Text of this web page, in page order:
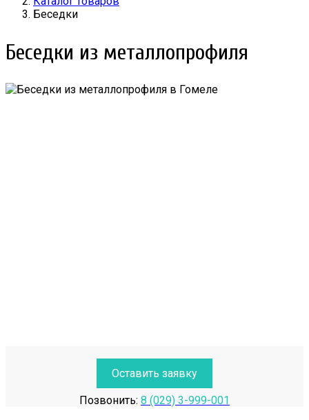
Беседки
Беседки из металлопрофиля
Оставить заявку
Позвонить: 8 (029) 3-999-001